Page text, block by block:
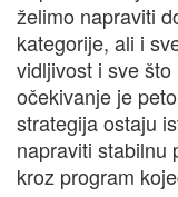
želimo napraviti
kategorije, ali i
vidljivost i sve
očekivanje je
strategija ostaju
napraviti stabilnu
kroz program